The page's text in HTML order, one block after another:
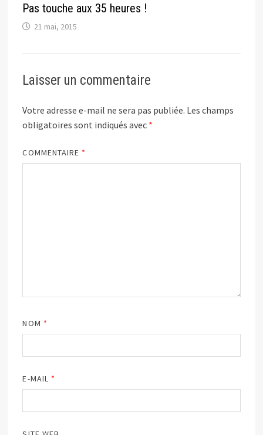
Pas touche aux 35 heures !
21 mai, 2015
Laisser un commentaire
Votre adresse e-mail ne sera pas publiée. Les champs
obligatoires sont indiqués avec *
COMMENTAIRE *
NOM *
E-MAIL *